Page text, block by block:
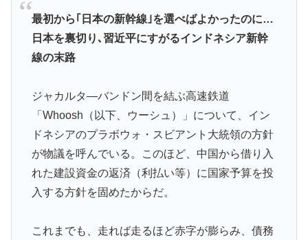
に！アメリカ人もポット1争いに熱視線！【海外の反
応】
▶ 外国人「俺達が見かけたヤバすぎる髪型を集めてみたｗ
▶
韓国人「韓国サッカー協会関係者が『不適切接待は慣行
だった』と衝撃発言！日韓ワールドカップ4強にも疑い
の視線が向けられる」
▶
海外「”京都の鳥”は良いぞ」小規模だけどお勧めな日本
の観光名所／お店に対する海外の反応
▶
インドネシアの西パプアでアメリカ人パイロット殺害を
最初から｢日本の新幹線｣を選べばよかったのに…
日本を裏切り､習近平にすがるインドネシア新幹
線の末路
ジャカルタ―バンドン間を結ぶ高速鉄道
「Whoosh（以下、ウーシュ）」について、イン
ドネシアのプラボウォ・スビアント大統領の方針
が物議を呼んでいる。このほど、中国から借り入
れた建設資金の返済（利払い等）に国家予算を投
入する方針を固めたからだ。
これまでも、走れば走るほど赤字が膨らみ、債務